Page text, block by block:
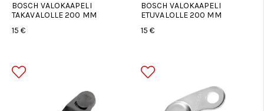
BOSCH VALOKAAPELI
TAKAVALOLLE 200 MM
15 €
BOSCH VALOKAAPELI
ETUVALOLLE 200 MM
15 €